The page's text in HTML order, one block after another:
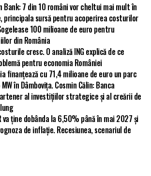
Bank: 7 din 10 români vor cheltui mai mult în
principala sursă pentru acoperirea costurilor
100 milioane de euro pentru
din România
cresc. O analiză ING explică de ce
pentru economia României
finanțează cu 71,4 milioane de euro un parc
în Dâmbovița. Cosmin Călin: Banca
al investițiilor strategice și al creării de
va ține dobânda la 6,50% până în mai 2027 și
de inflație. Recesiunea, scenariul de